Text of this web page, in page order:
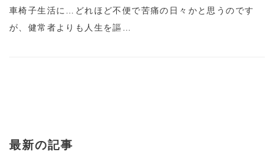
車椅子生活に…どれほど不便で苦痛の日々かと思うのです
が、健常者よりも人生を謳…
最新の記事